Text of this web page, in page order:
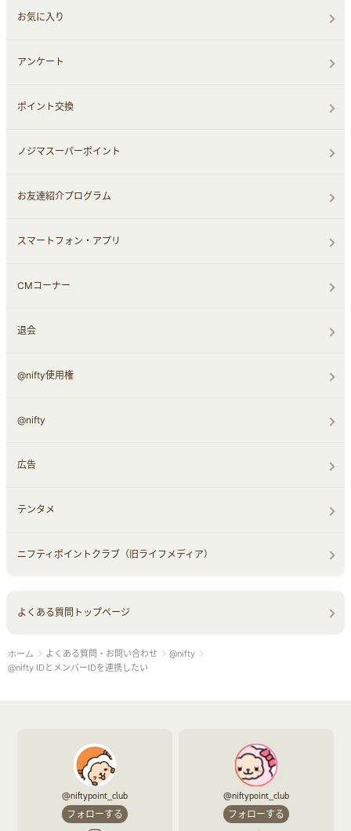
お気に入り
アンケート
ポイント交換
ノジマスーパーポイント
お友達紹介プログラム
スマートフォン・アプリ
CMコーナー
退会
@nifty使用権
@nifty
広告
テンタメ
ニフティポイントクラブ（旧ライフメディア）
よくある質問トップページ
ホーム よくある質問・お問い合わせ
@nifty
@nifty IDとメンバーIDを連携したい
@niftypoint_club
フォローする
@niftypoint_club
フォローする